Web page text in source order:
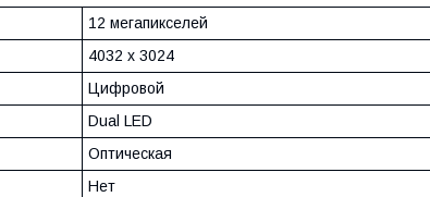
12 мегапикселей
4032 x 3024
Цифровой
Dual LED
Оптическая
Нет